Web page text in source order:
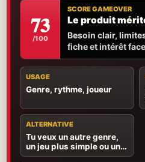
73
/100
SCORE GAMEOVER
Le produit
Besoin clair,
fiche et intérêt
USAGE
Genre, rythme, joueur
ALTERNATIVE
Tu veux un autre genre,
un jeu plus simple ou une
expérience mieux